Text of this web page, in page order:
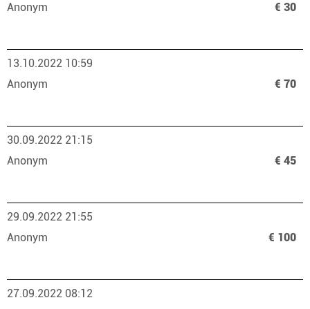
Anonym
€ 30
13.10.2022 10:59
Anonym
€ 70
30.09.2022 21:15
Anonym
€ 45
29.09.2022 21:55
Anonym
€ 100
27.09.2022 08:12